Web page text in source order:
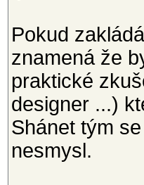
Pokud
znamená že
praktické
designer ...)
Shánet tým
nesmysl.